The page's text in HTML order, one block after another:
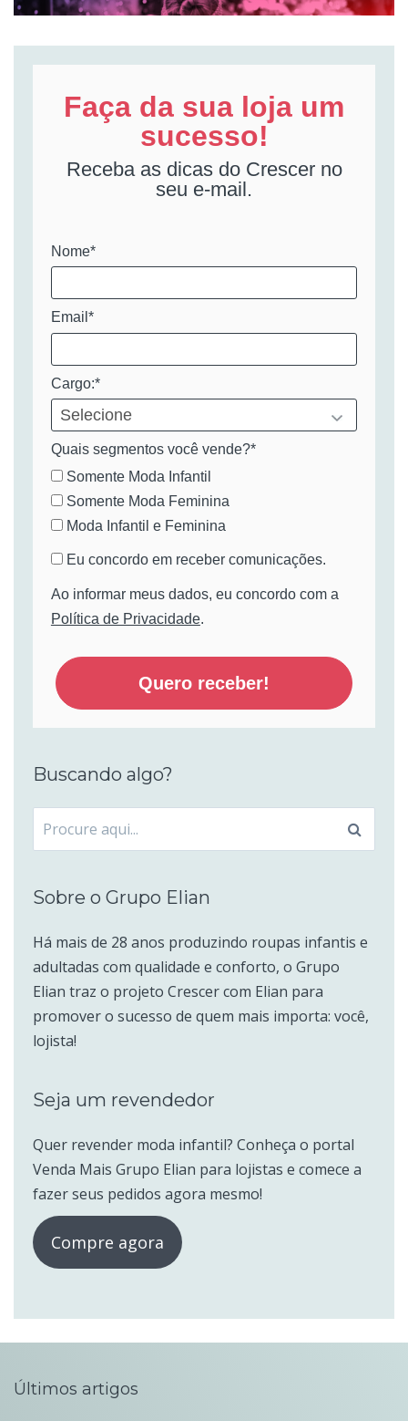
Faça da sua loja um
sucesso!
Receba as dicas do Crescer no
seu e-mail.
Nome*
Email*
Cargo:*
Quais segmentos você vende?*
Somente Moda Infantil
Somente Moda Feminina
Moda Infantil e Feminina
Eu concordo em receber comunicações.
Ao informar meus dados, eu concordo com a
Política de Privacidade.
Quero receber!
Buscando algo?
Procurar
Sobre o Grupo Elian
Há mais de 28 anos produzindo roupas infantis e
adultadas com qualidade e conforto, o Grupo
Elian traz o projeto Crescer com Elian para
promover o sucesso de quem mais importa: você,
lojista!
Seja um revendedor
Quer revender moda infantil? Conheça o portal
Venda Mais Grupo Elian para lojistas e comece a
fazer seus pedidos agora mesmo!
Compre agora
Últimos artigos